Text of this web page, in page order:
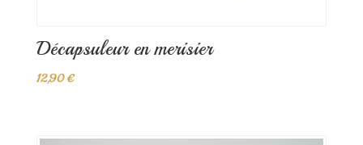
Décapsuleur en merisier
12,90 €